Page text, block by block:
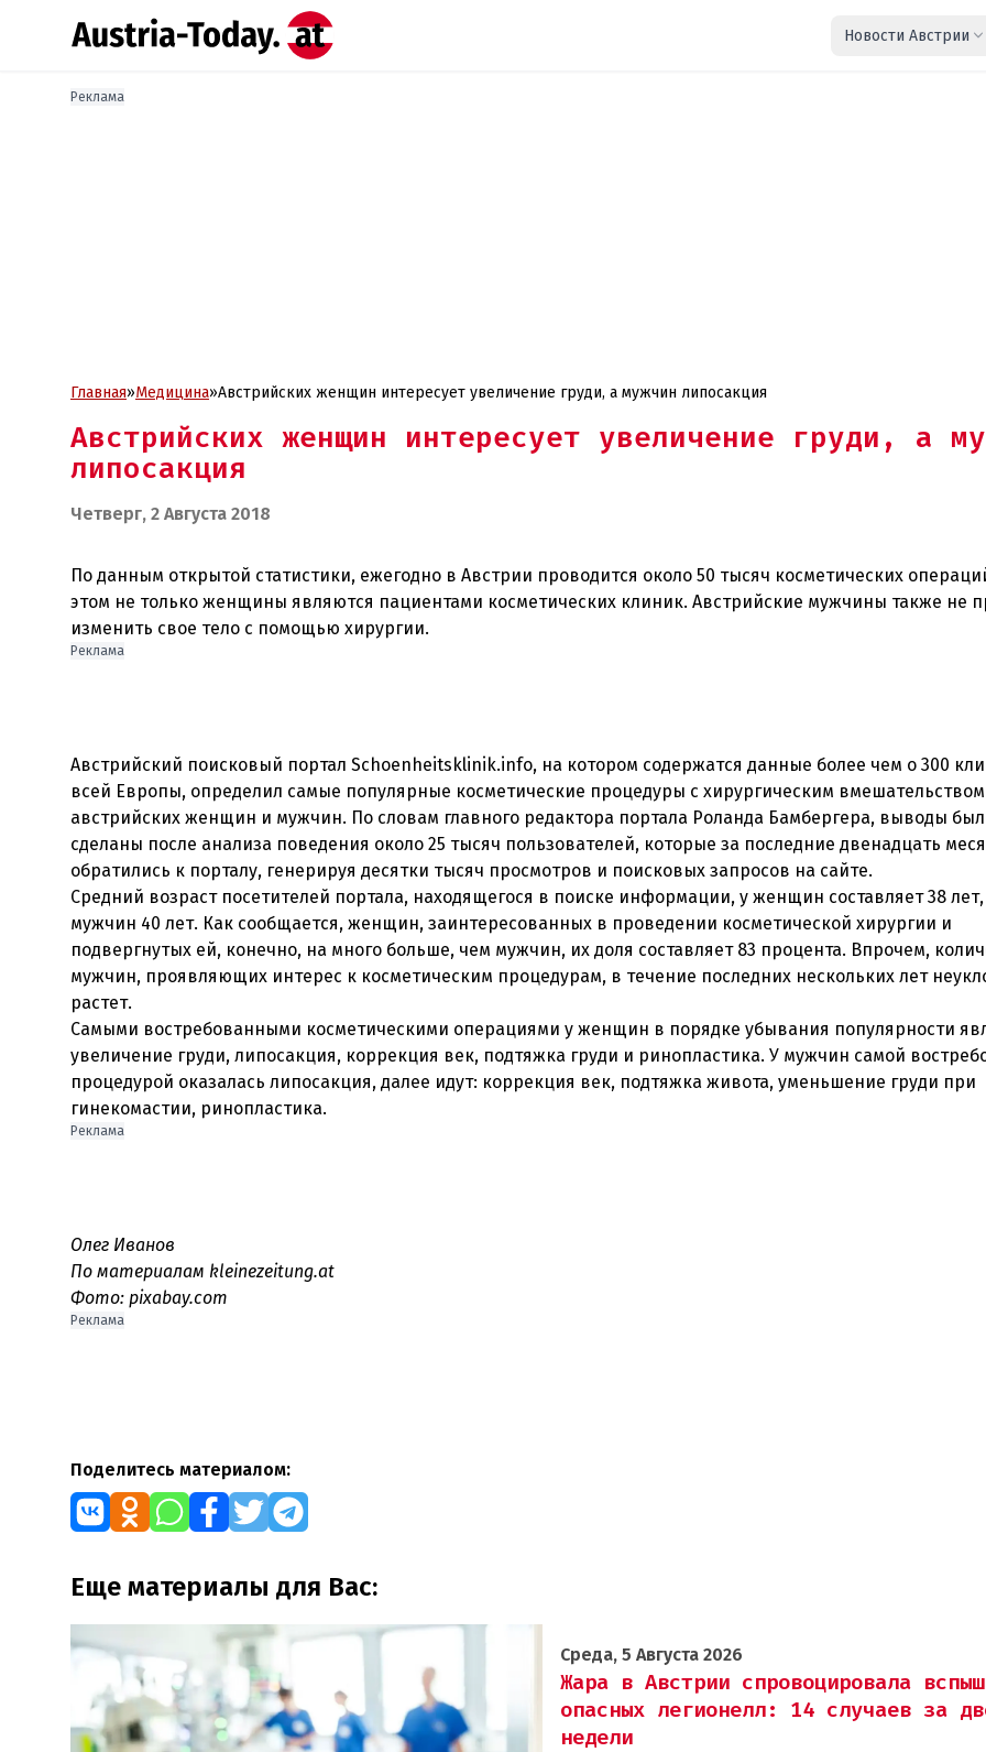
Новости Австрии
Реклама
Главная»Медицина»Австрийских женщин интересует увеличение груди, а мужчин липосакция
Австрийских женщин интересует увеличение груди, а
липосакция
Четверг, 2 Августа 2018
По данным открытой статистики, ежегодно в Австрии проводится около 50 тысяч косметических
этом не только женщины являются пациентами косметических клиник. Австрийские мужчины также не
Реклама
Австрийский поисковый портал Schoenheitsklinik.info, на котором содержатся данные более чем о 300
всей Европы, определил самые популярные косметические процедуры с хирургическим вмешательством
австрийских женщин и мужчин. По словам главного редактора портала Роланда Бамбергера, выводы
сделаны после анализа поведения около 25 тысяч пользователей, которые за последние двенадцать
обратились к порталу, генерируя десятки тысяч просмотров и поисковых запросов на сайте.
Средний возраст посетителей портала, находящегося в поиске информации, у женщин составляет 38 лет,
мужчин 40 лет. Как сообщается, женщин, заинтересованных в проведении косметической хирургии и
подвергнутых ей, конечно, на много больше, чем мужчин, их доля составляет 83 процента. Впрочем,
мужчин, проявляющих интерес к косметическим процедурам, в течение последних нескольких лет
растет.
Самыми востребованными косметическими операциями у женщин в порядке убывания популярности
увеличение груди, липосакция, коррекция век, подтяжка груди и ринопластика. У мужчин самой
процедурой оказалась липосакция, далее идут: коррекция век, подтяжка живота, уменьшение груди при
Реклама
Олег Иванов
По материалам kleinezeitung.at
Фото: pixabay.com
Реклама
Поделитесь материалом:
Еще материалы для Вас:
Среда, 5 Августа 2026
Жара в Австрии спровоцировала
опасных легионелл: 14 случаев за
недели